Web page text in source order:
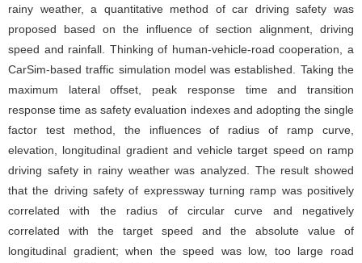
rainy weather, a quantitative method of car driving safety was
proposed based on the influence of section alignment, driving
speed and rainfall. Thinking of human-vehicle-road cooperation, a
CarSim-based traffic simulation model was established. Taking the
maximum lateral offset, peak response time and transition
response time as safety evaluation indexes and adopting the single
factor test method, the influences of radius of ramp curve,
elevation, longitudinal gradient and vehicle target speed on ramp
driving safety in rainy weather was analyzed. The result showed
that the driving safety of expressway turning ramp was positively
correlated with the radius of circular curve and negatively
correlated with the target speed and the absolute value of
longitudinal gradient; when the speed was low, too large road